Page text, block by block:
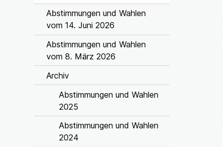
Abstimmungen und Wahlen
vom 14. Juni 2026
Abstimmungen und Wahlen
vom 8. März 2026
Archiv
Abstimmungen und Wahlen
2025
Abstimmungen und Wahlen
2024